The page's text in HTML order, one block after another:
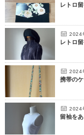
レトロ
2024
レトロ
2024
携帯のケ
2024
留袖を